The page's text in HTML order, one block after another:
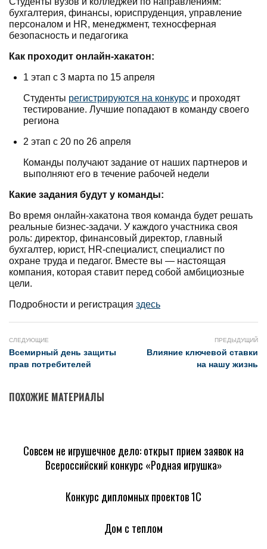
бухгалтерия, финансы, юриспруденция, управление
персоналом и HR, менеджмент, техносферная
безопасность и педагогика
Как проходит онлайн-хакатон:
1 этап с 3 марта по 15 апреля
Студенты регистрируются на конкурс и проходят
тестирование. Лучшие попадают в команду своего
региона
2 этап с 20 по 26 апреля
Команды получают задание от наших партнеров и
выполняют его в течение рабочей недели
Какие задания будут у команды:
Во время онлайн-хакатона твоя команда будет решать
реальные бизнес-задачи. У каждого участника своя
роль: директор, финансовый директор, главный
бухгалтер, юрист, HR-специалист, специалист по
охране труда и педагог. Вместе вы — настоящая
компания, которая ставит перед собой амбициозные
цели.
Подробности и регистрация здесь
СЛЕДУЮЩИЕ
Всемирный день защиты
прав потребителей
ПРЕДЫДУЩИЙ
Влияние ключевой ставки
на нашу жизнь
ПОХОЖИЕ МАТЕРИАЛЫ
Совсем не игрушечное дело: открыт прием заявок на
Всероссийский конкурс «Родная игрушка»
Конкурс дипломных проектов 1С
Дом с теплом